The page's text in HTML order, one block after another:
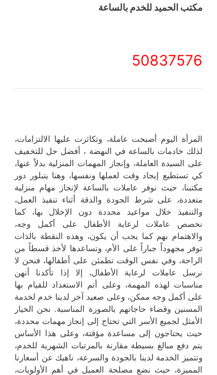
مكتب الحميد للخدم بالساعة
50837576
المرأة اليوم أصبحت عاملة، وتكاثرت عليها الالتزامات،
لذلك خادمات بالساعة في النهضة ، أفضل حل للتخفيف
على السيدة العاملة، وإنجاز المهمات المنزلية بدلاً عنها،
كي تستطيع إيجاد وقت لعملها ونفسها، وهنا يتبلور دور
مكتبنا، حيث نوفر عاملات بالساعة لإنجاز مهام منزلية
متعددة، على شرط الجودة والدقة أثناء تنفيذ العمل،
والتنفيذ خلال مواعيد محددة دون الإخلال بها، كما
نخصص عاملات لرعاية الأطفال على أكمل وجه،
والاهتمام بهم كما يجب أن يكون، وهذه النقطة بالذات
توفر مجهوداً جباراً على الأم، وتساعدها لأخذ قسطاً من
الراحة، وفي نفس الوقت تطمئن على أطفالها، فنحن لا
نرسل عاملات لرعاية الأطفال، إلا إذا تأكدنا أنهن
مناسبات لهذه المهمة، وعلى أتم الاستعداد للقيام بها
على أكمل وجه ممكن، وعلى صعيد آخر لدينا خدم لخدمة
المسنين وقضاء حاجاتهم بالصورة المناسبة. نحن الخيار
الأمثل لجميع الأسر التي تحتاج إلى إنجاز مهمات محددة،
حيث يحتاجون إلى مساعدة مؤقتة، وعلى هذا الأساس
يتم دفع مبالغ بسيطة مقارنة بالمرتبات الشهرية للخدم،
وتتميز الخدمة لدينا بالجودة والسرعة، ناهيك عن أسعارنا
المميزة، حيث نضع مصلحة العميل في أهم الأولويات،